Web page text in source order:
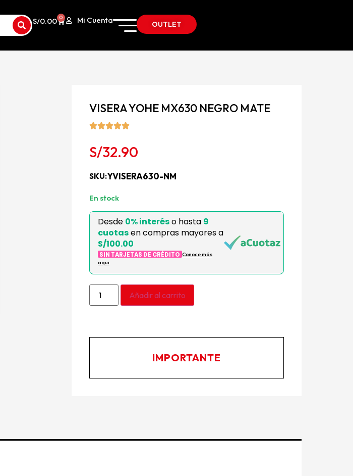
S/0.00 0 Mi Cuenta OUTLET
VISERA YOHE MX630 NEGRO MATE
S/32.90
SKU:YVISERA630-NM
12 disponibles
Desde 0% interéso hasta 9
cuotasen compras mayores a
S/100.00
SIN TARJETAS DE CRÉDITO Conoce más
aqui
Añadir al carrito
IMPORTANTE